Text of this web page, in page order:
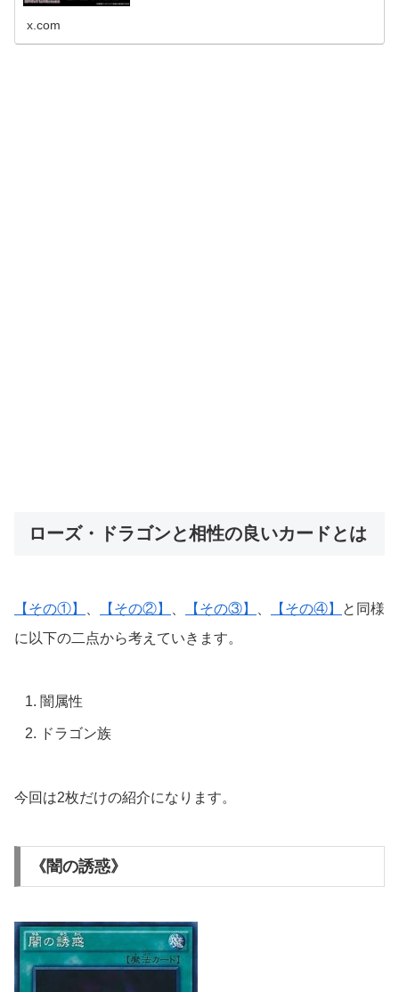
x.com
ローズ・ドラゴンと相性の良いカードとは
【その①】 【その②】 【その③】 【その④】
と同様
に以下の二点から考えていきます。
闇属性
ドラゴン族
今回は2枚だけの紹介になります。
《闇の誘惑》